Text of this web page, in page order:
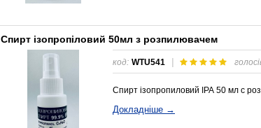
Спирт ізопропіловий 50мл з розпилювачем
код: WTU541
Спирт ізопропиловий ІРА 50 мл с
Докладніше →